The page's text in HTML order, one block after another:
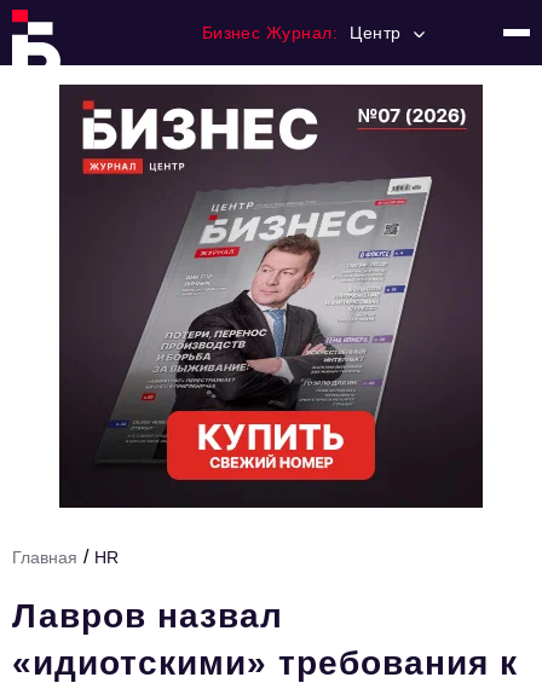
Бизнес Журнал: Центр
Регулирование
Премия "Тульский Бизнес"
История тульского предпринимательства
Тема номера
HR
Главная / HR
Лавров назвал
«идиотскими» требования к